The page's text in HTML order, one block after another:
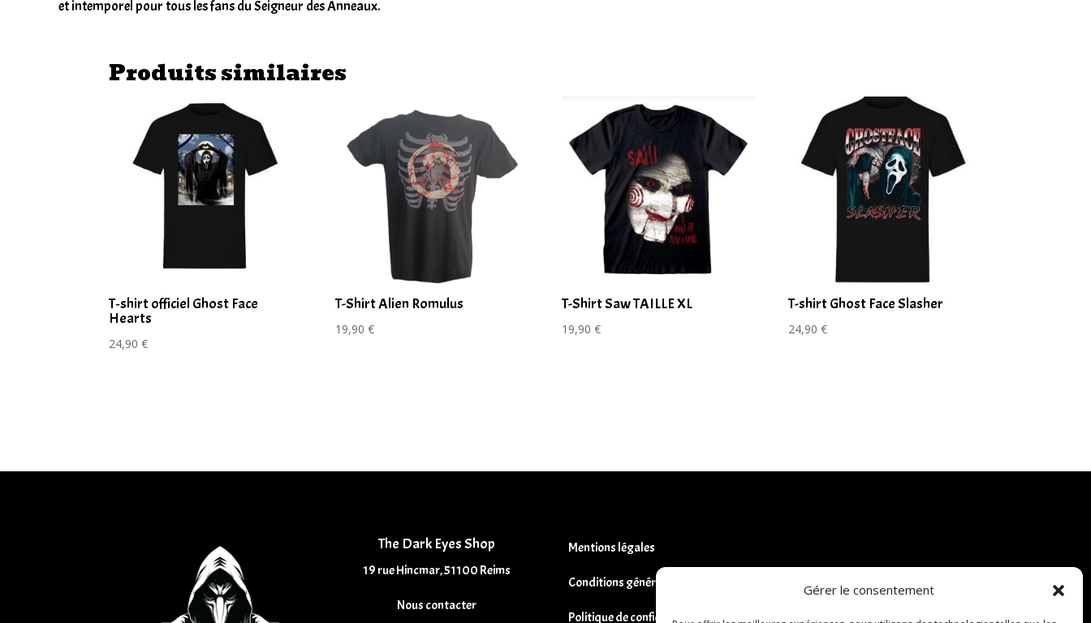
Gérer le consentement
et intemporel pour tous les fans du Seigneur des Anneaux.
Produits similaires
T‑shirt officiel Ghost Face
Hearts
24,90€
T-Shirt Alien Romulus
19,90€
T-Shirt Saw TAILLE XL
19,90€
T-shirt Ghost Face Slasher
24,90€
The Dark Eyes Shop
19 rue Hincmar, 51100 Reims
Nous contacter
Mentions légales
Conditions générales de vente
Politique de confidentialité